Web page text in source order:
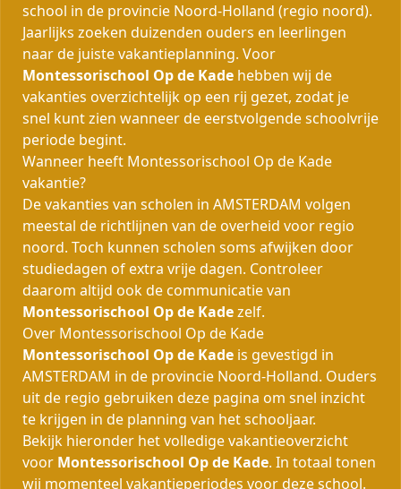
school in de provincie Noord-Holland (regio noord).
Jaarlijks zoeken duizenden ouders en leerlingen
naar de juiste vakantieplanning. Voor
Montessorischool Op de Kade hebben wij de
vakanties overzichtelijk op een rij gezet, zodat je
snel kunt zien wanneer de eerstvolgende schoolvrije
periode begint.
Wanneer heeft Montessorischool Op de Kade
vakantie?
De vakanties van scholen in AMSTERDAM volgen
meestal de richtlijnen van de overheid voor regio
noord. Toch kunnen scholen soms afwijken door
studiedagen of extra vrije dagen. Controleer
daarom altijd ook de communicatie van
Montessorischool Op de Kadezelf.
Over Montessorischool Op de Kade
Montessorischool Op de Kade is gevestigd in
AMSTERDAM in de provincie Noord-Holland. Ouders
uit de regio gebruiken deze pagina om snel inzicht
te krijgen in de planning van het schooljaar.
Bekijk hieronder het volledige vakantieoverzicht
voor Montessorischool Op de Kade. In totaal tonen
wij momenteel vakantieperiodes voor deze school.